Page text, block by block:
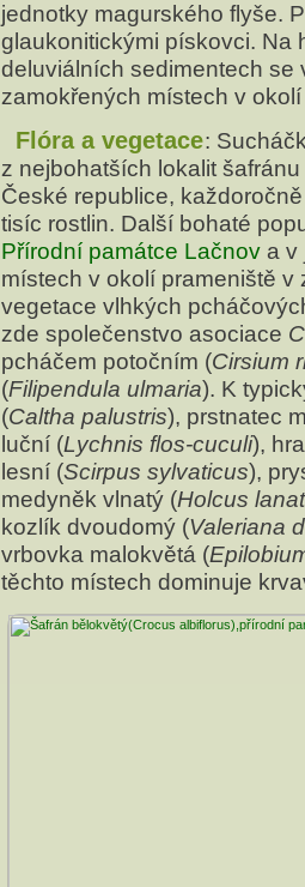
jednotky magurského flyše.
glaukonitickými pískovci. Na
deluviálních sedimentech se
zamokřených místech v
Flóra a vegetace:
z nejbohatších lokalit
České republice,
tisíc rostlin. Další bohaté
Přírodní památce Lačnov a v
místech v okolí prameniště
vegetace vlhkých
zde společenstvo asociace
pcháčem potočním (Cirsium
(Filipendula ulmaria). K
(Caltha palustris), prstnatec
luční (Lychnis flos-cuculi),
lesní (Scirpus sylvaticus),
medyněk vlnatý (Holcus
kozlík dvoudomý (Valeriana
vrbovka malokvětá (
těchto místech dominuje